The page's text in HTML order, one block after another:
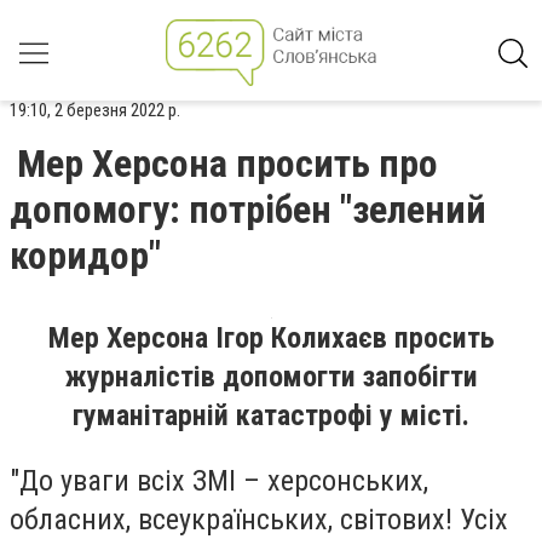
19:10, 2 березня 2022 р.
Мер Херсона просить про
допомогу: потрібен "зелений
коридор"
Мер Херсона Ігор Колихаєв просить
журналістів допомогти запобігти
гуманітарній катастрофі у місті.
"До уваги всіх ЗМІ – херсонських,
обласних, всеукраїнських, світових! Усіх